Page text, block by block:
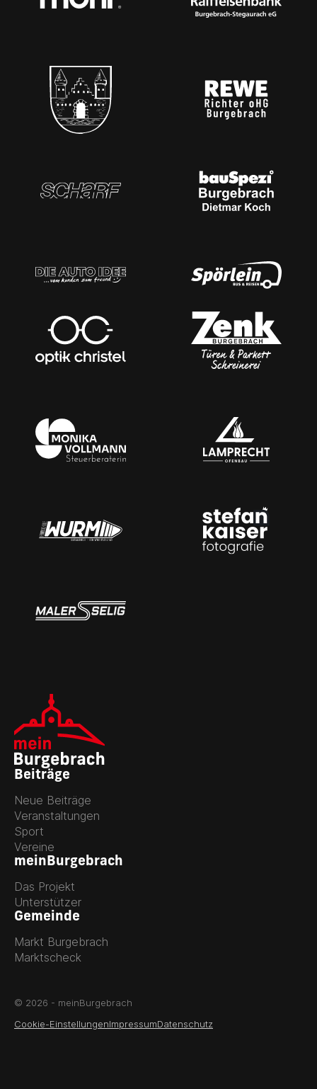
Beiträge
Neue Beiträge
Veranstaltungen
Sport
Vereine
meinBurgebrach
Das Projekt
Unterstützer
Gemeinde
Markt Burgebrach
Marktscheck
© 2026 - meinBurgebrach
Cookie-EinstellungenImpressumDatenschutz